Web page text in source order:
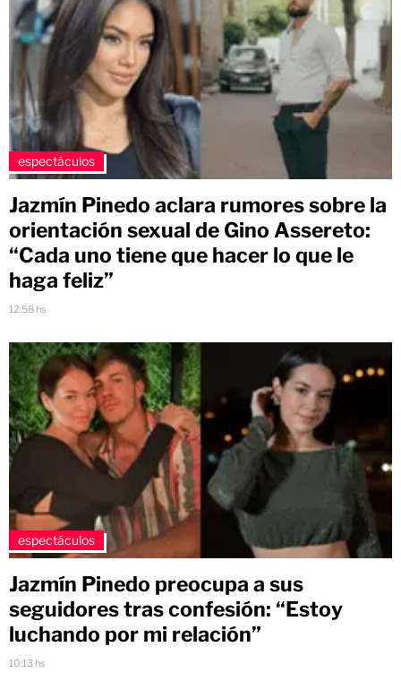
espectáculos
Jazmín Pinedo aclara rumores sobre la
orientación sexual de Gino Assereto:
“Cada uno tiene que hacer lo que le
haga feliz”
12:58 hs
espectáculos
Jazmín Pinedo preocupa a sus
seguidores tras confesión: “Estoy
luchando por mi relación”
10:13 hs